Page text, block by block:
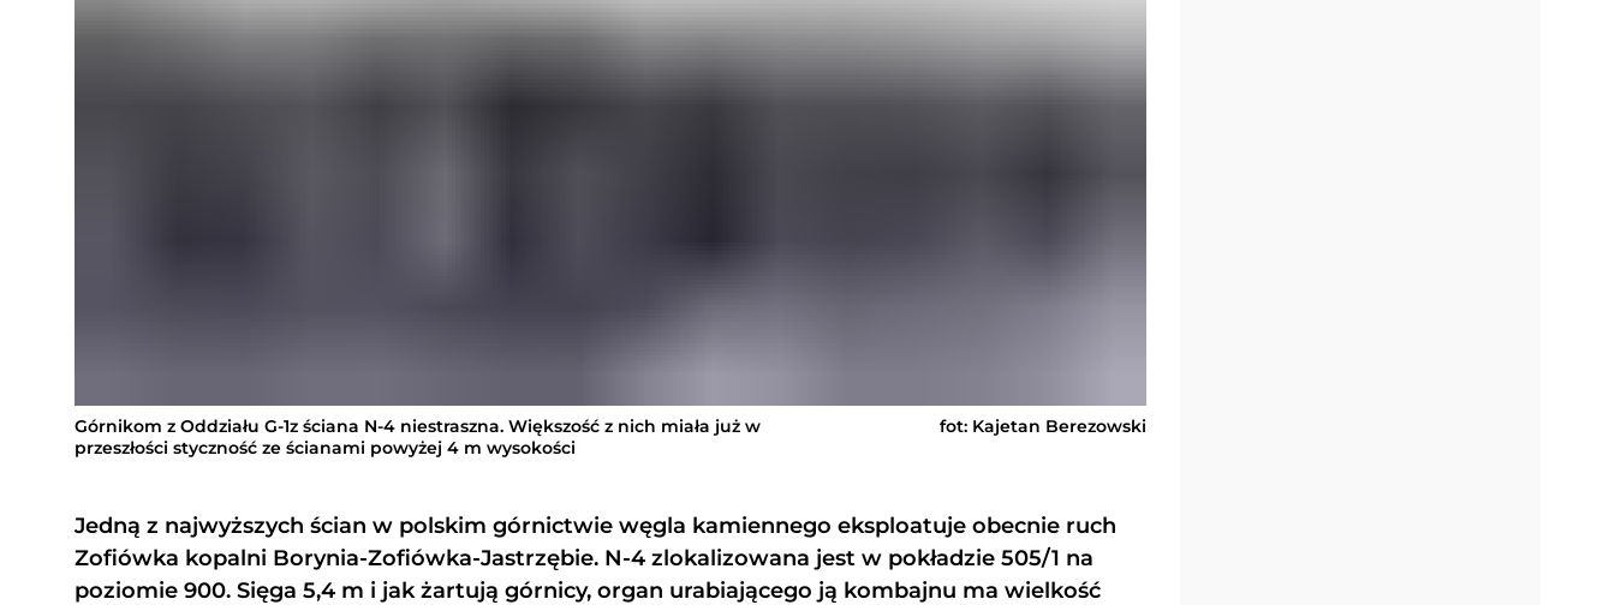
Górnikom z Oddziału G-1z ściana N-4 niestraszna. Większość z nich miała już w
przeszłości styczność ze ścianami powyżej 4 m wysokości
fot: Kajetan Berezowski
Jedną z najwyższych ścian w polskim górnictwie węgla kamiennego eksploatuje obecnie ruch
Zofiówka kopalni Borynia-Zofiówka-Jastrzębie. N-4 zlokalizowana jest w pokładzie 505/1 na
poziomie 900. Sięga 5,4 m i jak żartują górnicy, organ urabiającego ją kombajnu ma wielkość